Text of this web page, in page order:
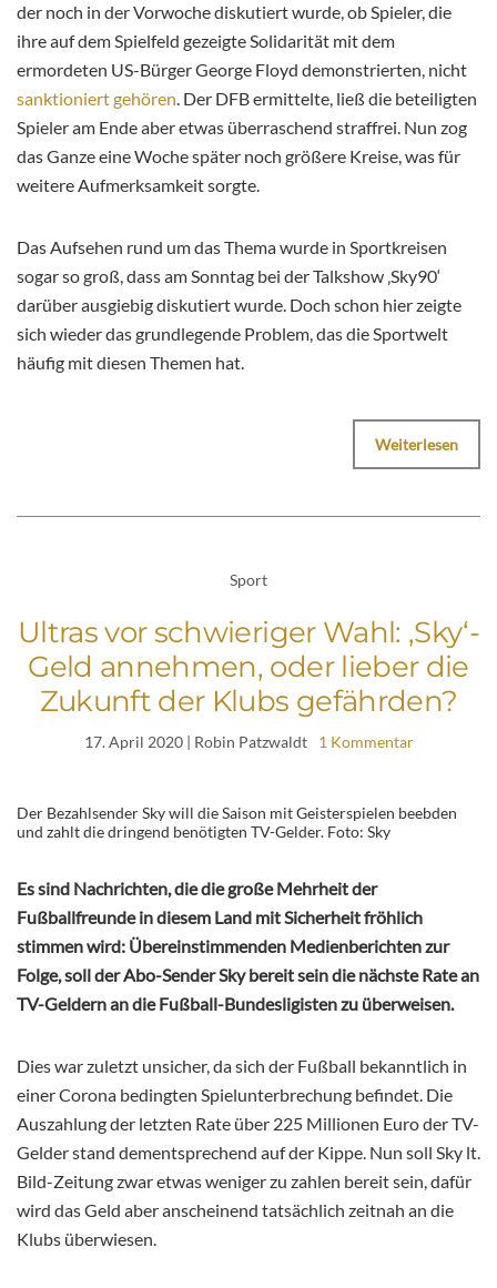
der noch in der Vorwoche diskutiert wurde, ob Spieler, die
ihre auf dem Spielfeld gezeigte Solidarität mit dem
ermordeten US-Bürger George Floyd demonstrierten, nicht
sanktioniert gehören. Der DFB ermittelte, ließ die beteiligten
Spieler am Ende aber etwas überraschend straffrei. Nun zog
das Ganze eine Woche später noch größere Kreise, was für
weitere Aufmerksamkeit sorgte.
Das Aufsehen rund um das Thema wurde in Sportkreisen
sogar so groß, dass am Sonntag bei der Talkshow ‚Sky90‘
darüber ausgiebig diskutiert wurde. Doch schon hier zeigte
sich wieder das grundlegende Problem, das die Sportwelt
häufig mit diesen Themen hat.
Weiterlesen
Sport
Ultras vor schwieriger Wahl: ‚Sky‘-
Geld annehmen, oder lieber die
Zukunft der Klubs gefährden?
17. April 2020| Robin Patzwaldt 1 Kommentar
Der Bezahlsender Sky will die Saison mit Geisterspielen beebden
und zahlt die dringend benötigten TV-Gelder. Foto: Sky
Es sind Nachrichten, die die große Mehrheit der
Fußballfreunde in diesem Land mit Sicherheit fröhlich
stimmen wird: Übereinstimmenden Medienberichten zur
Folge, soll der Abo-Sender Sky bereit sein die nächste Rate an
TV-Geldern an die Fußball-Bundesligisten zu überweisen.
Dies war zuletzt unsicher, da sich der Fußball bekanntlich in
einer Corona bedingten Spielunterbrechung befindet. Die
Auszahlung der letzten Rate über 225 Millionen Euro der TV-
Gelder stand dementsprechend auf der Kippe. Nun soll Sky lt.
Bild-Zeitung zwar etwas weniger zu zahlen bereit sein, dafür
wird das Geld aber anscheinend tatsächlich zeitnah an die
Klubs überwiesen.